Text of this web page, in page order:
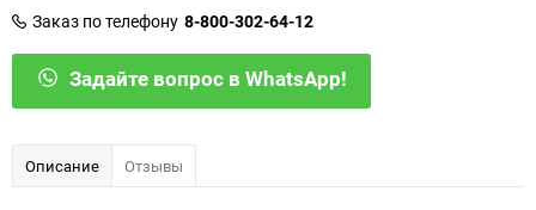
Заказ по телефону 8-800-302-64-12
Задайте вопрос в WhatsApp!
Описание Отзывы